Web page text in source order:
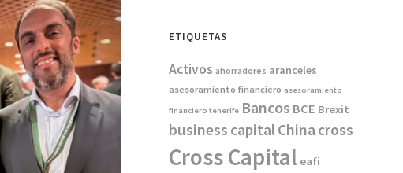
ETIQUETAS
Activos ahorradores aranceles
asesoramiento financiero asesoramiento
financiero tenerife Bancos BCE Brexit
business capitalChina cross
Cross Capital eafi